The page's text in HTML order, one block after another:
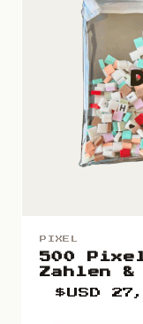
PIXEL
500
Zahlen &
$USD